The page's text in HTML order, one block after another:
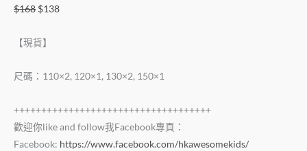
$168 $138
【現貨】
尺碼：110×2, 120×1, 130×2, 150×1
++++++++++++++++++++++++++++++++++++
歡迎你like and follow我Facebook專頁：
Facebook: https://www.facebook.com/hkawesomekids/